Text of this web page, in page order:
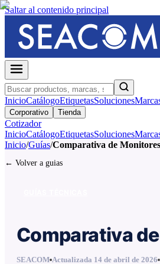
Saltar al contenido principal
InicioCatálogoEtiquetasSoluciones
Corporativo Tienda
Cotizador
InicioCatálogoEtiquetasSoluciones
Inicio/Guías/Comparativa de
← Volver a guias
Comparativa
SEACOM Actualizada 14 de abril de 2026